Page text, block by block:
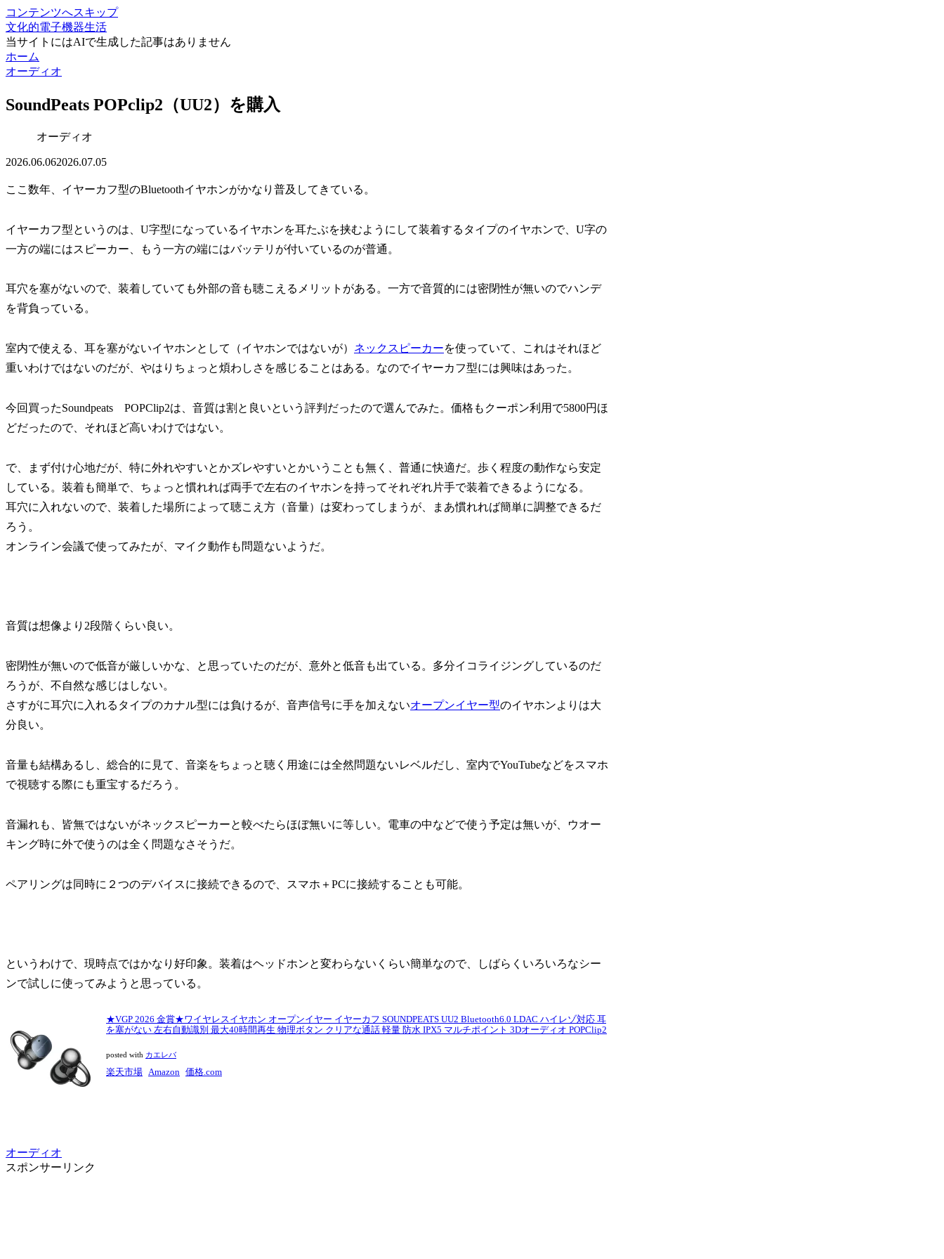
コンテンツへスキップ
文化的電子機器生活
当サイトにはAIで生成した記事はありません
ホーム
オーディオ
SoundPeats POPclip2（UU2）を購入
オーディオ
2026.06.062026.07.05
ここ数年、イヤーカフ型のBluetoothイヤホンがかなり普及してきている。
イヤーカフ型というのは、U字型になっているイヤホンを耳たぶを挟むようにして装着するタイプのイヤホンで、U字の
一方の端にはスピーカー、もう一方の端にはバッテリが付いているのが普通。
耳穴を塞がないので、装着していても外部の音も聴こえるメリットがある。一方で音質的には密閉性が無いのでハンデ
を背負っている。
室内で使える、耳を塞がないイヤホンとして（イヤホンではないが） ネックスピーカーを使っていて、これはそれほど
重いわけではないのだが、やはりちょっと煩わしさを感じることはある。なのでイヤーカフ型には興味はあった。
今回買ったSoundpeats POPClip2は、音質は割と良いという評判だったので選んでみた。価格もクーポン利用で5800円ほ
どだったので、それほど高いわけではない。
で、まず付け心地だが、特に外れやすいとかズレやすいとかいうことも無く、普通に快適だ。歩く程度の動作なら安定
している。装着も簡単で、ちょっと慣れれば両手で左右のイヤホンを持ってそれぞれ片手で装着できるようになる。
耳穴に入れないので、装着した場所によって聴こえ方（音量）は変わってしまうが、まあ慣れれば簡単に調整できるだ
ろう。
オンライン会議で使ってみたが、マイク動作も問題ないようだ。
音質は想像より2段階くらい良い。
密閉性が無いので低音が厳しいかな、と思っていたのだが、意外と低音も出ている。多分イコライジングしているのだ
ろうが、不自然な感じはしない。
さすがに耳穴に入れるタイプのカナル型には負けるが、音声信号に手を加えないオープンイヤー型のイヤホンよりは大
分良い。
音量も結構あるし、総合的に見て、音楽をちょっと聴く用途には全然問題ないレベルだし、室内でYouTubeなどをスマホ
で視聴する際にも重宝するだろう。
音漏れも、皆無ではないがネックスピーカーと較べたらほぼ無いに等しい。電車の中などで使う予定は無いが、ウオー
キング時に外で使うのは全く問題なさそうだ。
ペアリングは同時に２つのデバイスに接続できるので、スマホ＋PCに接続することも可能。
というわけで、現時点ではかなり好印象。装着はヘッドホンと変わらないくらい簡単なので、しばらくいろいろなシー
ンで試しに使ってみようと思っている。
★VGP 2026 金賞★ワイヤレスイヤホン オープンイヤー イヤーカフ SOUNDPEATS UU2 Bluetooth6.0 LDAC ハイレゾ対応 耳
を塞がない 左右自動識別 最大40時間再生 物理ボタン クリアな通話 軽量 防水 IPX5 マルチポイント 3Dオーディオ POPClip2
posted with カエレバ
楽天市場 Amazon 価格.com
オーディオ
スポンサーリンク